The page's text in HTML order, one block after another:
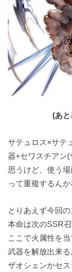
(あ
サテュロス×サテ
器+セワスチアン
思うけど、使う
って重複するん
とりあえず今回
本命は次のSSR
ここで火属性を
武器を解放出来る
ザオシェンかセ